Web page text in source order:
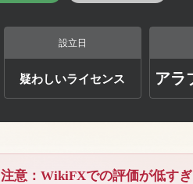
設立日
疑わしいライセンス アラ
注意：WikiFXでの評価が低す